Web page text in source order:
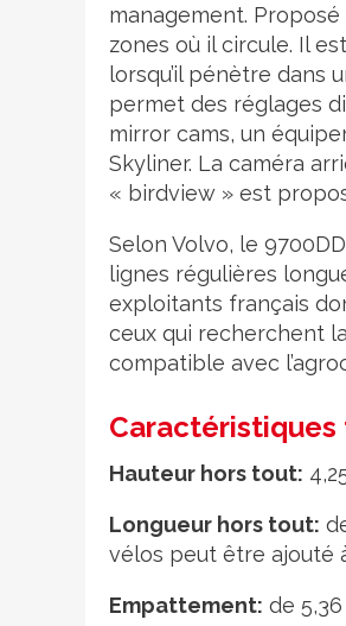
management.
zones où il circule. Il
lorsqu’il pénètre dans
permet des réglages
mirror cams, un
Skyliner. La caméra
« birdview » est
Selon Volvo, le
lignes régulières
exploitants français
ceux qui recherchent
compatible avec
Caractéristiques
Hauteur hors tout:
Longueur hors tout:
vélos peut être ajouté
Empattement: de 5,36